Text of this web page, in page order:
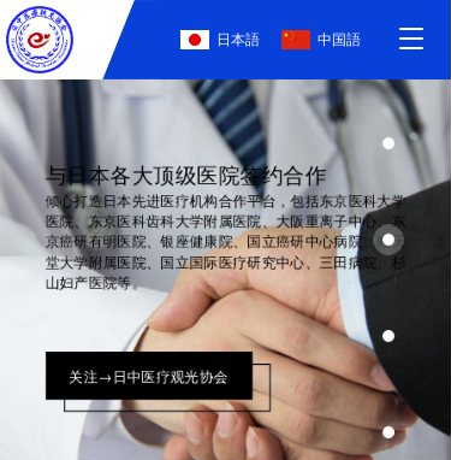
日本語 中国語
T
g
g
l
e
n
与日本各大顶级医院签约合作
倾心打造日本先进医疗机构合作平台，包括东京医科大学
医院、东京医科齿科大学附属医院、大阪重离子中心、东
京癌研有明医院、银座健康院、国立癌研中心病院、顺天
堂大学附属医院、国立国际医疗研究中心、三田病院、杉